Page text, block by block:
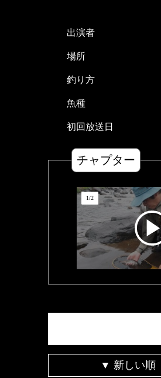
出演者
場所
釣り方
魚種
初回放送日
チャプター
1/2
▼ 新しい順